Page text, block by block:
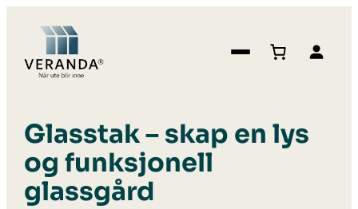
Glasstak – skap en lys
og funksjonell
glassgård